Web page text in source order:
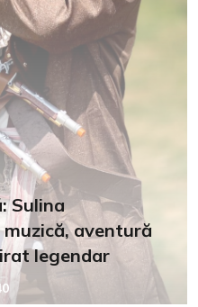
Sulina
aventură
legendar